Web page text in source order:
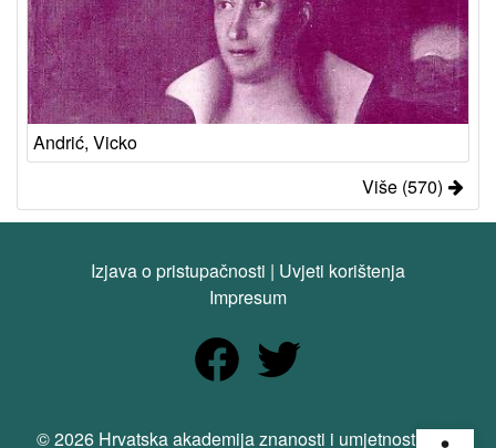
Andrić, Vicko
Više (570)
Izjava o pristupačnosti | Uvjeti korištenja
Impresum
© 2026 Hrvatska akademija znanosti i umjetnosti. Sva